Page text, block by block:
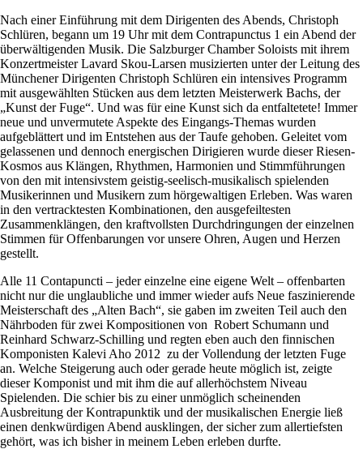
Nach einer Einführung mit dem Dirigenten des Abends, Christoph
Schlüren, begann um 19 Uhr mit dem Contrapunctus 1 ein Abend der
überwältigenden Musik. Die Salzburger Chamber Soloists mit ihrem
Konzertmeister Lavard Skou-Larsen musizierten unter der Leitung des
Münchener Dirigenten Christoph Schlüren ein intensives Programm
mit ausgewählten Stücken aus dem letzten Meisterwerk Bachs, der
„Kunst der Fuge“. Und was für eine Kunst sich da entfaltetete! Immer
neue und unvermutete Aspekte des Eingangs-Themas wurden
aufgeblättert und im Entstehen aus der Taufe gehoben. Geleitet vom
gelassenen und dennoch energischen Dirigieren wurde dieser Riesen-
Kosmos aus Klängen, Rhythmen, Harmonien und Stimmführungen
von den mit intensivstem geistig-seelisch-musikalisch spielenden
Musikerinnen und Musikern zum hörgewaltigen Erleben. Was waren
in den vertracktesten Kombinationen, den ausgefeiltesten
Zusammenklängen, den kraftvollsten Durchdringungen der einzelnen
Stimmen für Offenbarungen vor unsere Ohren, Augen und Herzen
gestellt.
Alle 11 Contapuncti – jeder einzelne eine eigene Welt – offenbarten
nicht nur die unglaubliche und immer wieder aufs Neue faszinierende
Meisterschaft des „Alten Bach“, sie gaben im zweiten Teil auch den
Nährboden für zwei Kompositionen von Robert Schumann und
Reinhard Schwarz-Schilling und regten eben auch den finnischen
Komponisten Kalevi Aho 2012 zu der Vollendung der letzten Fuge
an. Welche Steigerung auch oder gerade heute möglich ist, zeigte
dieser Komponist und mit ihm die auf allerhöchstem Niveau
Spielenden. Die schier bis zu einer unmöglich scheinenden
Ausbreitung der Kontrapunktik und der musikalischen Energie ließ
einen denkwürdigen Abend ausklingen, der sicher zum allertiefsten
gehört, was ich bisher in meinem Leben erleben durfte.